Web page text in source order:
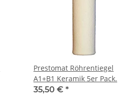
Prestomat Röhrentiegel
A1+B1 Keramik 5er Pack.
35,50 € *